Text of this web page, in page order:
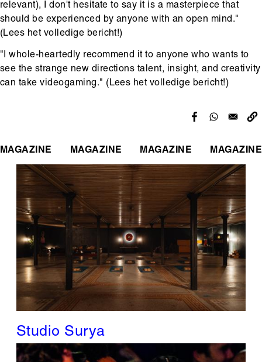
relevant), I don't hesitate to say it is a masterpiece that
should be experienced by anyone with an open mind."
(Lees het volledige bericht!)
"I whole-heartedly recommend it to anyone who wants to
see the strange new directions talent, insight, and creativity
can take videogaming." (Lees het volledige bericht!)
MAGAZINE MAGAZINE MAGAZINE MAGAZINE
Studio Surya